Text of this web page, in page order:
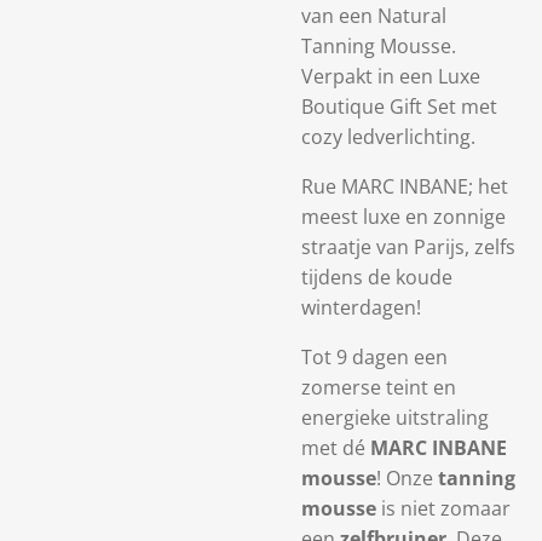
van een Natural
Tanning Mousse.
Verpakt in een Luxe
Boutique Gift Set met
cozy ledverlichting.
Rue MARC INBANE; het
meest luxe en zonnige
straatje van Parijs, zelfs
tijdens de koude
winterdagen!
Tot 9 dagen een
zomerse teint en
energieke uitstraling
met dé MARC INBANE
mousse! Onze tanning
mousse is niet zomaar